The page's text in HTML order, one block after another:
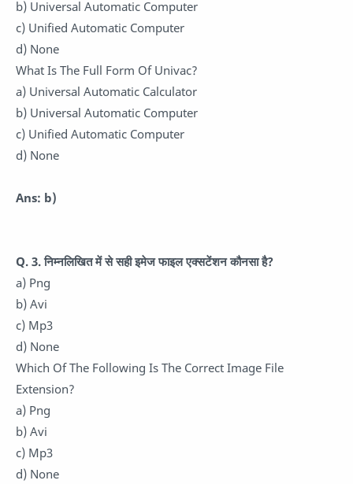
b) Universal Automatic Computer
c) Unified Automatic Computer
d) None
What Is The Full Form Of Univac?
a) Universal Automatic Calculator
b) Universal Automatic Computer
c) Unified Automatic Computer
d) None
Ans: b)
Q. 3. निम्नलिखित में से सही इमेज फाइल एक्सटेंशन कौनसा है?
a) Png
b) Avi
c) Mp3
d) None
Which Of The Following Is The Correct Image File
Extension?
a) Png
b) Avi
c) Mp3
d) None